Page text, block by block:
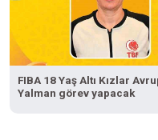
FIBA 18 Yaş Altı Kızlar
Yalman görev yapacak